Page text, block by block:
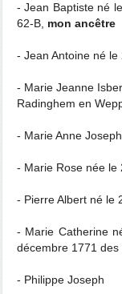
- Jean Baptiste né
62-B, mon ancêtre
- Jean Antoine né
- Marie Jeanne
Radinghem en
- Marie Anne
- Marie Rose née le
- Pierre Albert né le
- Marie Catherine
décembre 1771
- Philippe Joseph